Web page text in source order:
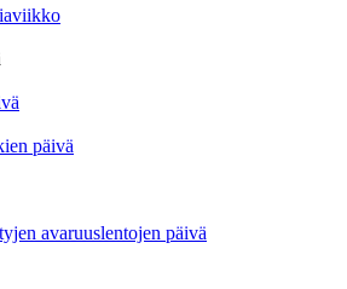
päivä
avaruuslentojen päivä